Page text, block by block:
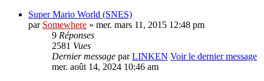
Super Mario World (SNES)
par Somewhere » mer. mars 11, 2015 12:48 pm
9 Réponses
2581 Vues
Dernier message parLINKEN Voir le dernier message
mer. août 14, 2024 10:46 am